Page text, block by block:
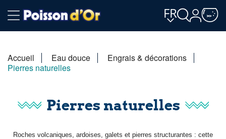
FR
Accueil Eau douce
Engrais & décorations
Pierres naturelles
Pierres naturelles
Roches volcaniques, ardoises, galets et pierres structurantes : cette